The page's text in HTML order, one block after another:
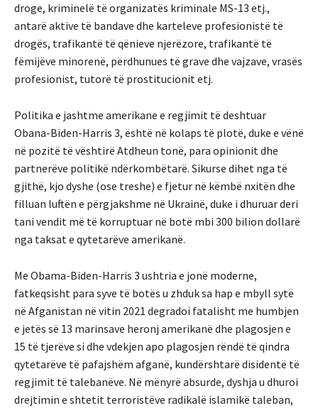
droge, kriminelë të organizatës kriminale MS-13 etj.,
antarë aktive të bandave dhe karteleve profesionistë të
drogës, trafikantë të qënieve njerëzore, trafikantë të
fëmijëve minorenë, përdhunues të grave dhe vajzave, vrasës
profesionist, tutorë të prostitucionit etj.
Politika e jashtme amerikane e regjimit të deshtuar
Obana-Biden-Harris 3, është në kolaps të plotë, duke e vënë
në pozitë të vështirë Atdheun tonë, para opinionit dhe
partnerëve politikë ndërkombëtarë. Sikurse dihet nga të
gjithë, kjo dyshe (ose treshe) e fjetur në këmbë nxitën dhe
filluan luftën e përgjakshme në Ukrainë, duke i dhuruar deri
tani vendit më të korruptuar në botë mbi 300 bilion dollarë
nga taksat e qytetarëve amerikanë.
Me Obama-Biden-Harris 3 ushtria e jonë moderne,
fatkeqsisht para syve të botës u zhduk sa hap e mbyll sytë
në Afganistan në vitin 2021 degradoi fatalisht me humbjen
e jetës së 13 marinsave heronj amerikanë dhe plagosjen e
15 të tjerëve si dhe vdekjen apo plagosjen rëndë të qindra
qytetarëve të pafajshëm afganë, kundërshtarë disidentë të
regjimit të talebanëve. Në mënyrë absurde, dyshja u dhuroi
drejtimin e shtetit terroristëve radikalë islamikë taleban,